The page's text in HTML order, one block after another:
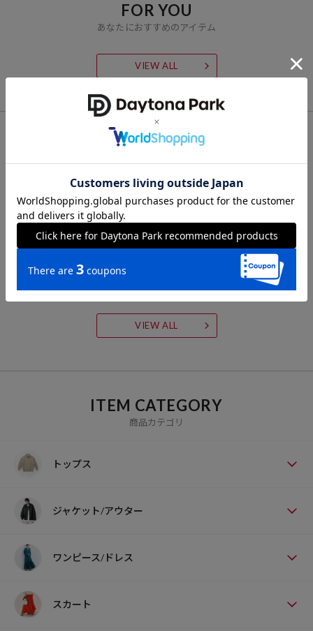
FOR YOU
あなたにおすすめのアイテム
VIEW ALL
CHECK LIST
最近チェックした商品
VIEW ALL
ITEM CATEGORY
商品カテゴリ
トップス
ジャケット/アウター
ワンピース/ドレス
スカート